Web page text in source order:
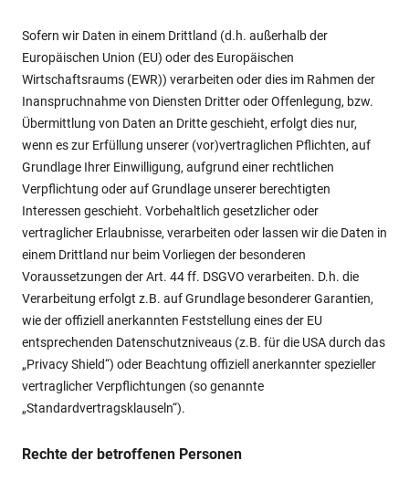
Sofern wir Daten in einem Drittland (d.h. außerhalb der
Europäischen Union (EU) oder des Europäischen
Wirtschaftsraums (EWR)) verarbeiten oder dies im Rahmen der
Inanspruchnahme von Diensten Dritter oder Offenlegung, bzw.
Übermittlung von Daten an Dritte geschieht, erfolgt dies nur,
wenn es zur Erfüllung unserer (vor)vertraglichen Pflichten, auf
Grundlage Ihrer Einwilligung, aufgrund einer rechtlichen
Verpflichtung oder auf Grundlage unserer berechtigten
Interessen geschieht. Vorbehaltlich gesetzlicher oder
vertraglicher Erlaubnisse, verarbeiten oder lassen wir die Daten in
einem Drittland nur beim Vorliegen der besonderen
Voraussetzungen der Art. 44 ff. DSGVO verarbeiten. D.h. die
Verarbeitung erfolgt z.B. auf Grundlage besonderer Garantien,
wie der offiziell anerkannten Feststellung eines der EU
entsprechenden Datenschutzniveaus (z.B. für die USA durch das
„Privacy Shield“) oder Beachtung offiziell anerkannter spezieller
vertraglicher Verpflichtungen (so genannte
„Standardvertragsklauseln“).
Rechte der betroffenen Personen